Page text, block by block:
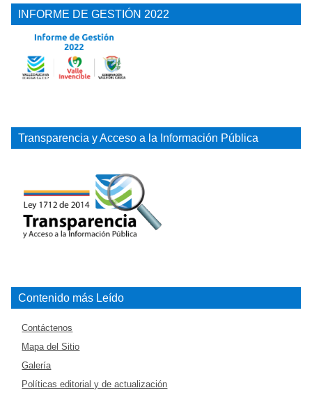
INFORME DE GESTIÓN 2022
Transparencia y Acceso a la Información Pública
Contenido más Leído
Contáctenos
Mapa del Sitio
Galería
Políticas editorial y de actualización